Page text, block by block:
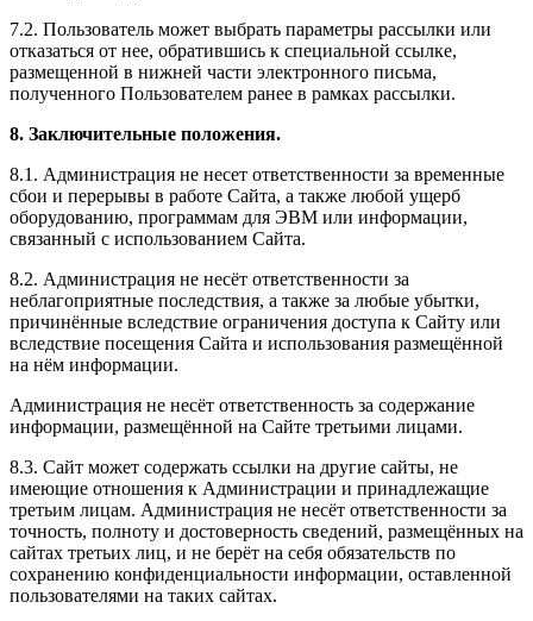
7.2. Пользователь может выбрать параметры рассылки или
отказаться от нее, обратившись к специальной ссылке,
размещенной в нижней части электронного письма,
полученного Пользователем ранее в рамках рассылки.
8. Заключительные положения.
8.1. Администрация не несет ответственности за временные
сбои и перерывы в работе Сайта, а также любой ущерб
оборудованию, программам для ЭВМ или информации,
связанный с использованием Сайта.
8.2. Администрация не несёт ответственности за
неблагоприятные последствия, а также за любые убытки,
причинённые вследствие ограничения доступа к Сайту или
вследствие посещения Сайта и использования размещённой
на нём информации.
Администрация не несёт ответственность за содержание
информации, размещённой на Сайте третьими лицами.
8.3. Сайт может содержать ссылки на другие сайты, не
имеющие отношения к Администрации и принадлежащие
третьим лицам. Администрация не несёт ответственности за
точность, полноту и достоверность сведений, размещённых на
сайтах третьих лиц, и не берёт на себя обязательств по
сохранению конфиденциальности информации, оставленной
пользователями на таких сайтах.